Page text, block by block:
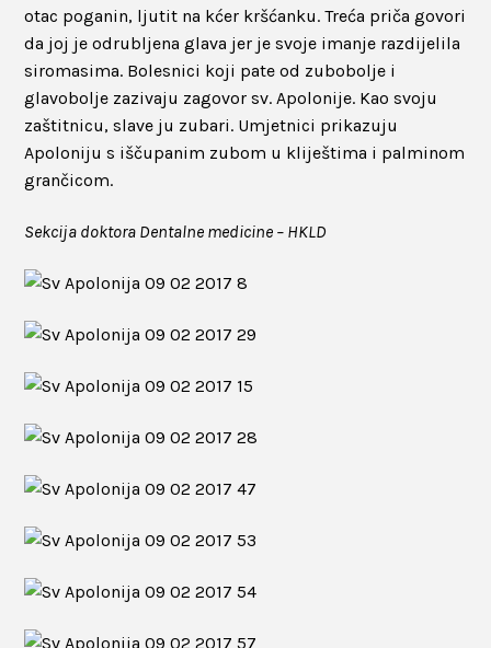
otac poganin, ljutit na kćer kršćanku. Treća priča govori
da joj je odrubljena glava jer je svoje imanje razdijelila
siromasima. Bolesnici koji pate od zubobolje i
glavobolje zazivaju zagovor sv. Apolonije. Kao svoju
zaštitnicu, slave ju zubari. Umjetnici prikazuju
Apoloniju s iščupanim zubom u kliještima i palminom
grančicom.
Sekcija doktora Dentalne medicine – HKLD